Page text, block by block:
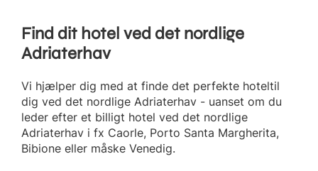
Find dit hotel ved det nordlige
Adriaterhav
Vi hjælper dig med at finde det perfekte hoteltil
dig ved det nordlige Adriaterhav - uanset om du
leder efter et billigt hotel ved det nordlige
Adriaterhav i fx Caorle, Porto Santa Margherita,
Bibione eller måske Venedig.